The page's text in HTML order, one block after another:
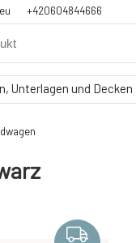
+420604844666
Unterlagen und Decken